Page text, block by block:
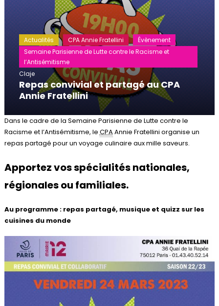
Actualités CPA Annie Fratellini
Évènement
Semaine Parisienne de Lutte contre le Racisme et
l’Antisémitisme
Claje
Repas convivial et partagé au CPA
Annie Fratellini
Dans le cadre de la Semaine Parisienne de Lutte contre le
Racisme et l’Antisémitisme, le CPAAnnie Fratellini organise un
repas partagé pour un voyage culinaire aux mille saveurs.
Apportez vos spécialités nationales,
régionales ou familiales.
Au programme : repas partagé, musique et quizz sur les
cuisines du monde